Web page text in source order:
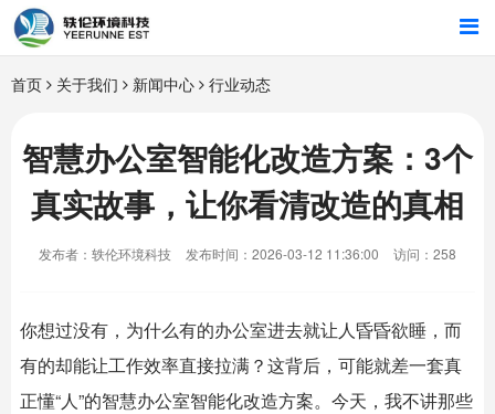
首页
行业解决方案
智能硬件
招商合作
首页 关于我们 新闻中心 行业动态
智慧办公室智能化改造方案：3个
真实故事，让你看清改造的真相
发布者：轶伦环境科技 发布时间：2026-03-12 11:36:00 访问：258
你想过没有，为什么有的办公室进去就让人昏昏欲睡，而
有的却能让工作效率直接拉满？这背后，可能就差一套真
正懂“人”的智慧办公室智能化改造方案。今天，我不讲那些